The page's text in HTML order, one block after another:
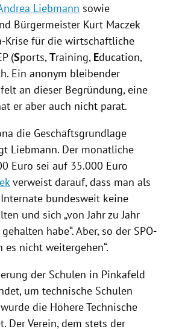
Liebmann sowie
Bürgermeister Kurt Maczek
Krise für die wirtschaftliche
(Sports,Training, Education,
Ein anonym bleibender
an dieser Begründung, eine
er aber auch nicht parat.
die Geschäftsgrundlage
Liebmann. Der monatliche
Euro sei auf 35.000 Euro
verweist darauf, dass man als
bundesweit keine
und sich „von Jahr zu Jahr
habe“. Aber, so der SPÖ-
es nicht weitergehen“.
der Schulen in Pinkafeld
um technische Schulen
die Höhere Technische
Der Verein, dem stets der